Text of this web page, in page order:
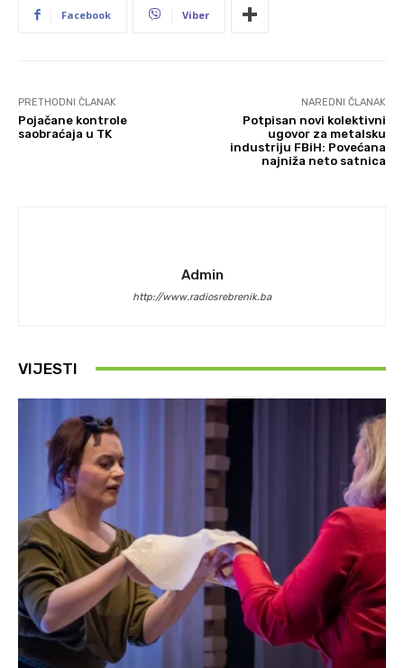
Facebook Viber
PRETHODNI ČLANAK
Pojačane kontrole
saobraćaja u TK
NAREDNI ČLANAK
Potpisan novi kolektivni
ugovor za metalsku
industriju FBiH: Povećana
najniža neto satnica
Admin
http://www.radiosrebrenik.ba
VIJESTI